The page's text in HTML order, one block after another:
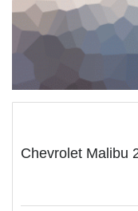
Chevrolet Malibu